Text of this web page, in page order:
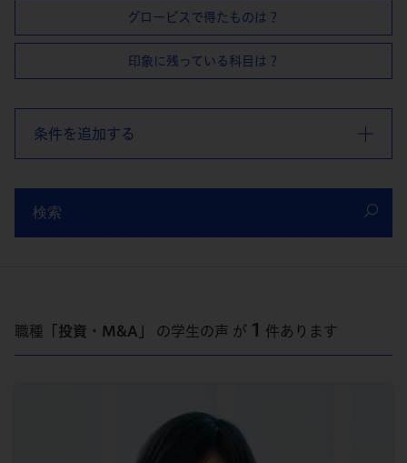
グロービスで得たものは？
印象に残っている科目は？
条件を追加する
検索
職種 「投資・M&A」 の学生の声 が 1 件あります